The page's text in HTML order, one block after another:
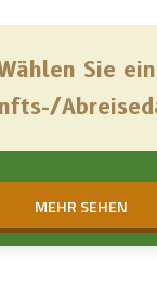
Sie ein
MEHR SEHEN